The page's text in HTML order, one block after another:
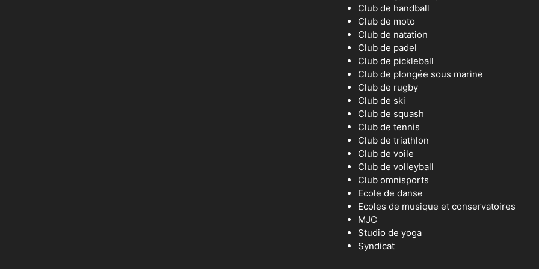
Club de handball
Club de moto
Club de natation
Club de padel
Club de pickleball
Club de plongée sous marine
Club de rugby
Club de ski
Club de squash
Club de tennis
Club de triathlon
Club de voile
Club de volleyball
Club omnisports
Ecole de danse
Ecoles de musique et conservatoires
MJC
Studio de yoga
Syndicat